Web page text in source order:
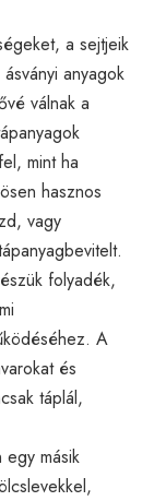
a sejtjeik
anyagok
válnak a
mint ha
hasznos
vagy
folyadék,
A
és
táplál,
egy másik